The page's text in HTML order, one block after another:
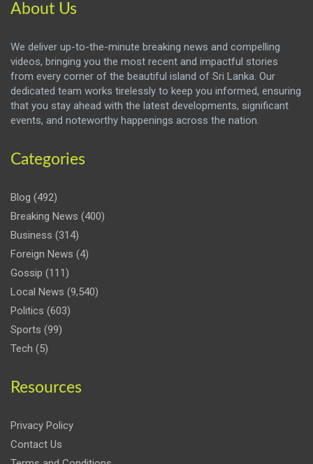
About Us
We deliver up-to-the-minute breaking news and compelling
videos, bringing you the most recent and impactful stories
from every corner of the beautiful island of Sri Lanka. Our
dedicated team works tirelessly to keep you informed, ensuring
that you stay ahead with the latest developments, significant
events, and noteworthy happenings across the nation.
Categories
Blog (492)
Breaking News (400)
Business (314)
Foreign News (4)
Gossip (111)
Local News (9,540)
Politics (603)
Sports (99)
Tech (5)
Resources
Privacy Policy
Contact Us